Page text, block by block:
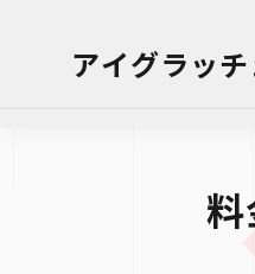
アイグラッ